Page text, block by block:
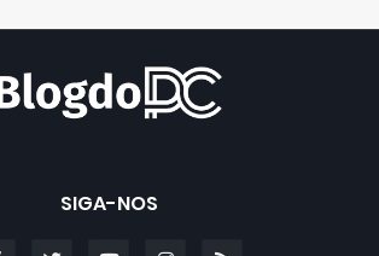
SIGA-NOS